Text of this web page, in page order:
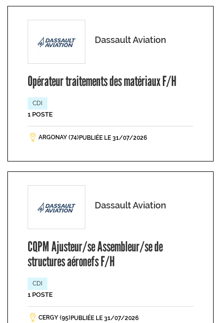
Dassault Aviation
Opérateur traitements des matériaux F/H
CDI
1 POSTE
ARGONAY (74) PUBLIÉE LE 31/07/2026
Dassault Aviation
CQPM Ajusteur/se Assembleur/se de
structures aéronefs F/H
CDI
1 POSTE
CERGY (95) PUBLIÉE LE 31/07/2026